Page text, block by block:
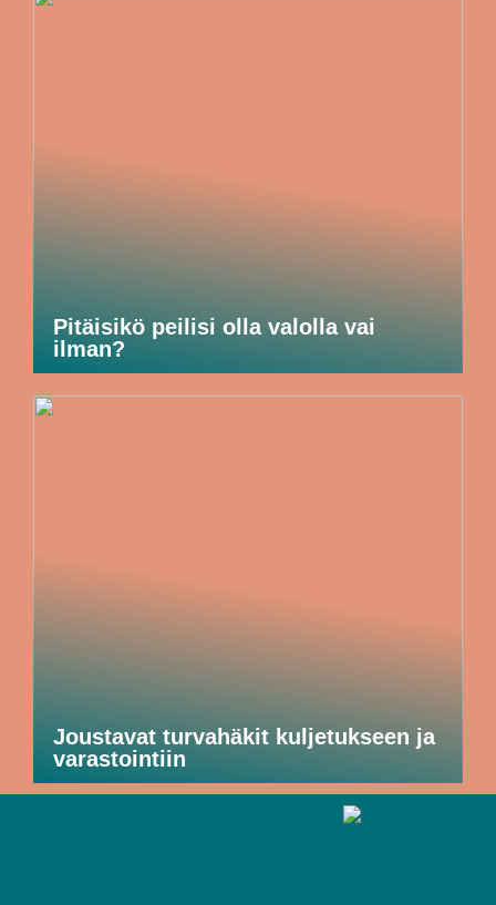
Pitäisikö peilisi olla valolla vai
ilman?
Joustavat turvahäkit kuljetukseen ja
varastointiin